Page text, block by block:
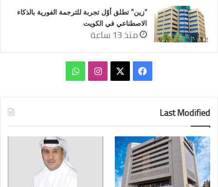
“زين” تطلق أوّل تجربة للترجمة الفورية بالذكاء
الاصطناعي في الكويت
منذ 13 ساعة
فيسبوك انستقرامواتساب
Last Modified